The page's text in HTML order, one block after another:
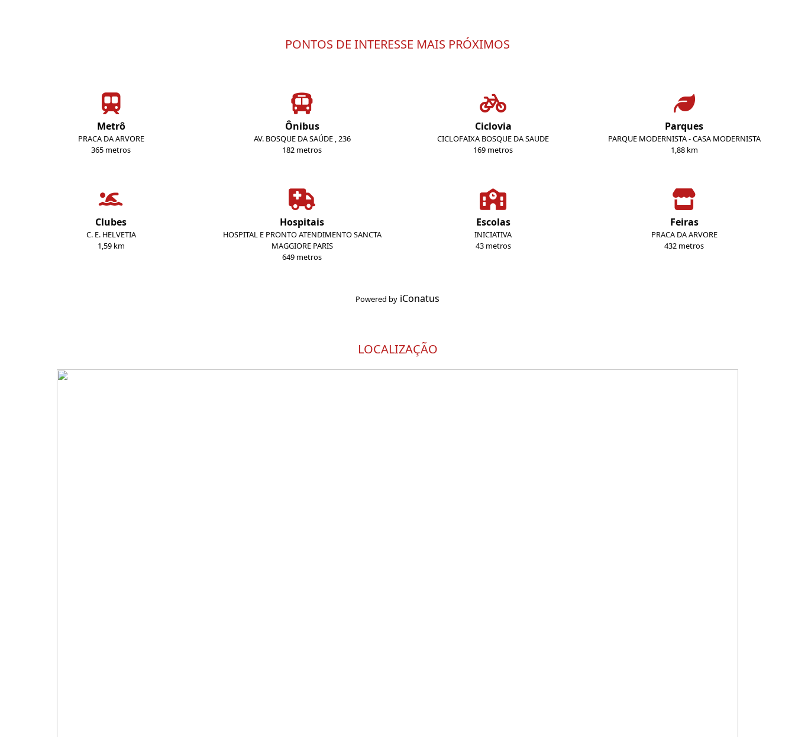
PONTOS DE INTERESSE MAIS PRÓXIMOS
Metrô
PRACA DA ARVORE
365 metros
Ônibus
AV. BOSQUE DA SAÚDE , 236
182 metros
Ciclovia
CICLOFAIXA BOSQUE DA SAUDE
169 metros
Parques
PARQUE MODERNISTA - CASA MODERNISTA
1,88 km
Clubes
C. E. HELVETIA
1,59 km
Hospitais
HOSPITAL E PRONTO ATENDIMENTO SANCTA
MAGGIORE PARIS
649 metros
Escolas
INICIATIVA
43 metros
Feiras
PRACA DA ARVORE
432 metros
Powered by iConatus
LOCALIZAÇÃO